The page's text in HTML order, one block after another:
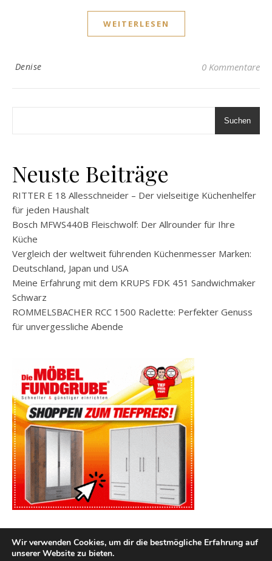
WEITERLESEN
Denise 0 Kommentare
Suchen
Neuste Beiträge
RITTER E 18 Allesschneider – Der vielseitige Küchenhelfer
für jeden Haushalt
Bosch MFWS440B Fleischwolf: Der Allrounder für Ihre
Küche
Vergleich der weltweit führenden Küchenmesser Marken:
Deutschland, Japan und USA
Meine Erfahrung mit dem KRUPS FDK 451 Sandwichmaker
Schwarz
ROMMELSBACHER RCC 1500 Raclette: Perfekter Genuss
für unvergessliche Abende
Wir verwenden Cookies, um dir die bestmögliche Erfahrung auf
unserer Website zu bieten.